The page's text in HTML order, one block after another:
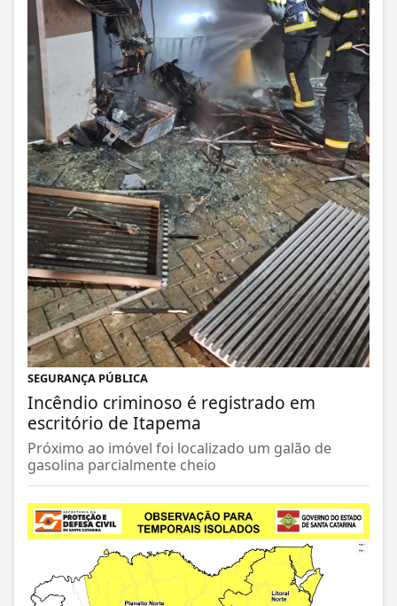
SEGURANÇA PÚBLICA
Incêndio criminoso é registrado em
escritório de Itapema
Próximo ao imóvel foi localizado um galão de
gasolina parcialmente cheio